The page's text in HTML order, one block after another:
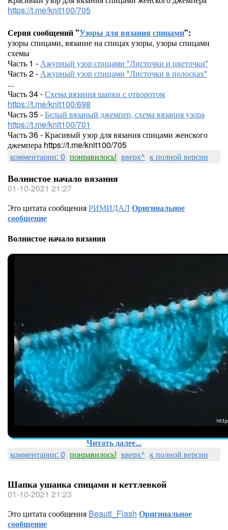
https://t.me/knit100/705
Серия сообщений "Узоры для вязания спицами":
узоры спицами, вязание на спицах узоры, узоры спицами
схемы
Часть 1 -Ажурный узор спицами "Листочки и цветочки"
Часть 2 -Ажурный узор спицами "Листочки в полосках"
...
Часть 34 -Схема вязания шапки с отворотом
https://t.me/knit100/698
Часть 35 -Белый вязаный джемпер, схема вязания узора
https://t.me/knit100/701
Часть 36 - Красивый узор для вязания спицами женского
джемпера https://t.me/knit100/705
комментарии: 0 понравилось! вверх^ к полной версии
Волнистое начало вязания
01-10-2021 21:27
Это цитата сообщенияРИМИДАЛОригинальное
сообщение
Волнистое начало вязания
Читать далее...
комментарии: 0 понравилось! вверх^ к полной версии
Шапка ушанка спицами и кеттлевкой
01-10-2021 21:23
Это цитата сообщения Beauti_Flash Оригинальное
сообщение